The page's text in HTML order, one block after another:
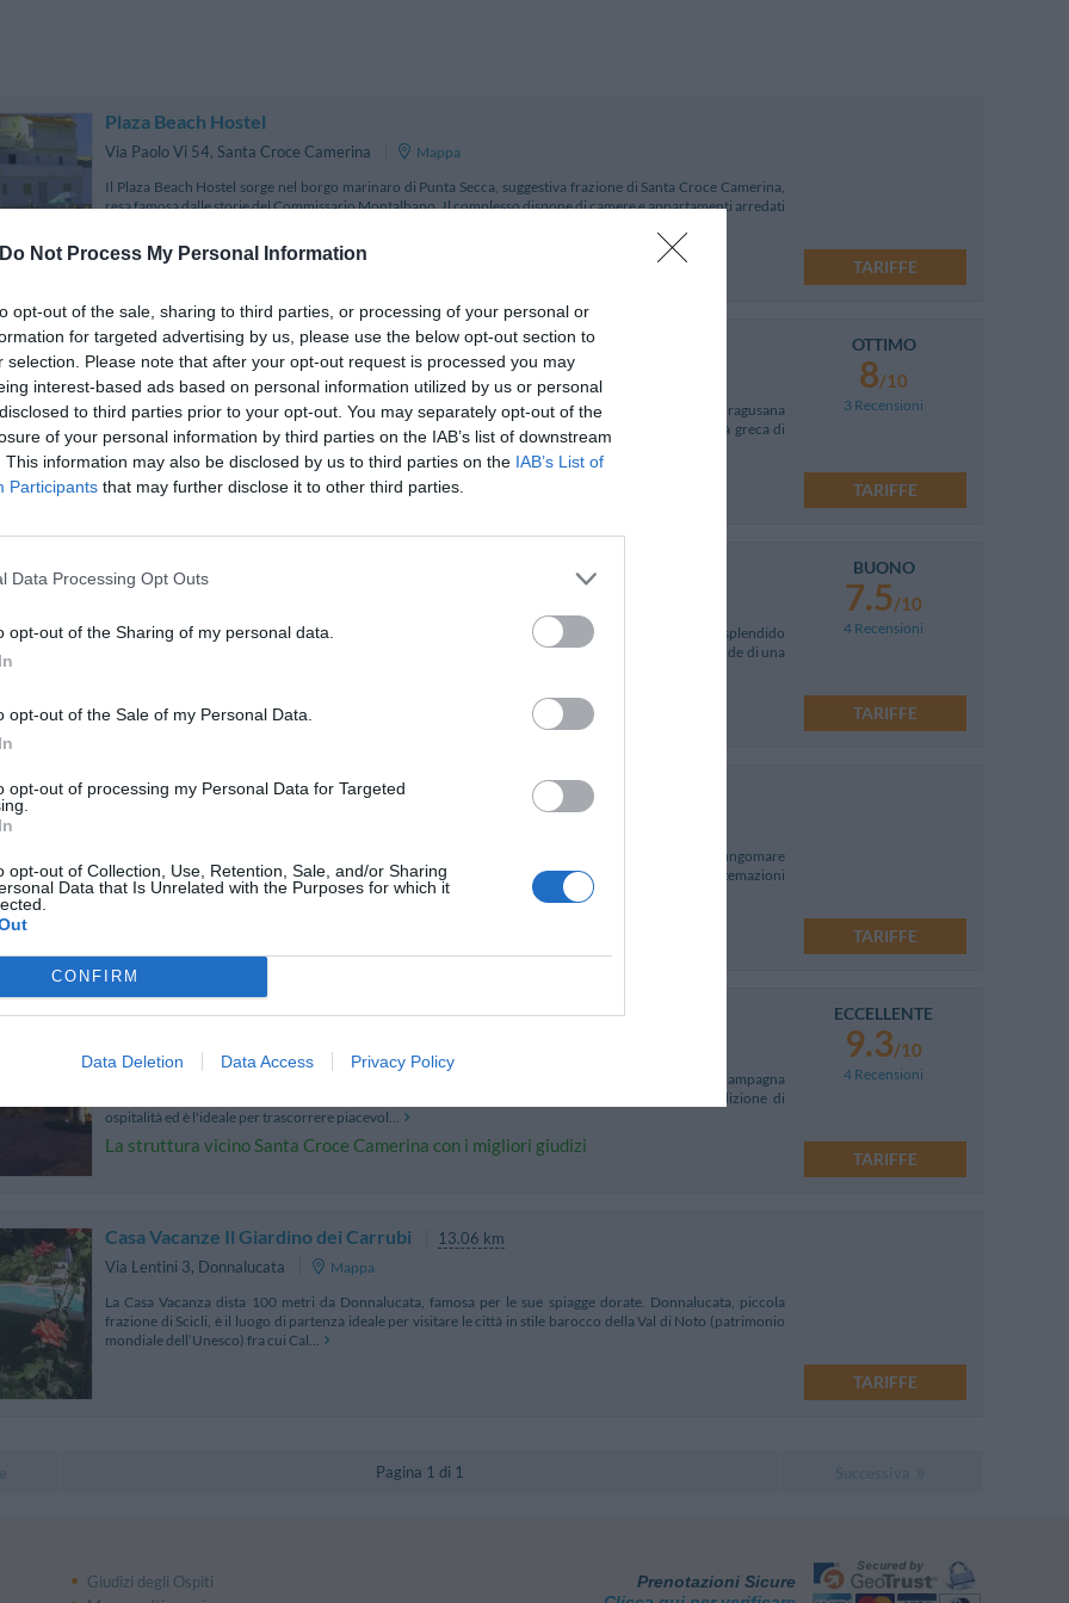
Do Not Process My Personal Information
opt-out of the sale, sharing to third parties, or processing of your personal or
for targeted advertising by us, please use the below opt-out section to
selection. Please note that after your opt-out request is processed you may
interest-based ads based on personal information utilized by us or personal
to third parties prior to your opt-out. You may separately opt-out of the
of your personal information by third parties on the IAB’s list of downstream
This information may also be disclosed by us to third parties on the IAB’s List of
Participants that may further disclose it to other third parties.
Data Processing Opt Outs
opt-out of the Sharing of my personal data.
opt-out of the Sale of my Personal Data.
opt-out of processing my Personal Data for Targeted
opt-out of Collection, Use, Retention, Sale, and/or Sharing
Data that Is Unrelated with the Purposes for which it
CONFIRM
Data Deletion Data Access Privacy Policy
Plaza Beach Hostel
Via Paolo Vi 54, Santa Croce Camerina
Mappa
Il Plaza Beach Hostel sorge nel borgo marinaro di Punta Secca, suggestiva frazione di Santa Croce Camerina,
resa famosa dalle storie del Commissario Montalbano. Il complesso dispone di camere e appartamenti arredati
TARIFFE
Antica Locanda Del Golf
3.52 km da Santa Croce Camerina
Sp 19 Contrada Piombo
Ragusa
Mappa
L'Antica Locanda del Golf, un resort affascinante ed esclusivo, sorge nel cuore della campagna ragusana
all'interno dell'antico feudo, in un'area vincolata all'interno del parco archeologico dell'antica città greca di
Kamarina, nel cuore della Sicilia or...
La soluzione più vicina per il tuo soggiorno a Santa Croce Camerina
OTTIMO
8/10
3 Recensioni
TARIFFE
L'Hotel Parco della Rocca è una moderna struttura di nuovissima concezione, nel cuore di uno splendido
parco naturale a 5 minuti da Santa Croce Camerina. Ideale per una vacanza di totale relax al mare, gode di una
La struttura vicino Santa Croce Camerina con più giudizi
BUONO
7.5/10
4 Recensioni
TARIFFE
Case Vacanze Pomelia
6.19 km
Case Vacanze Pomelia è un nuovissimo complesso di appartamenti a Marina di Ragusa, situato sul Lungomare
Andrea Doria a soli 100 mt dalla spiaggia. Di recente costruzione, il Residence offre confortevoli sistemazioni
in grado di soddisfare qualunque esig...
TARIFFE
Eremo della Giubiliana
11.55 km
L'Hotel Eremo della Giubiliana si trova a Ragusa a breve distanza dal mare, immerso nella campagna
incontaminata dell'Altipiano Ibleo. L'Hotel, antico convento del XV secolo, vanta un’antica tradizione di
ospitalità ed è l'ideale per trascorrere piacevol...
La struttura vicino Santa Croce Camerina con i migliori giudizi
ECCELLENTE
9.3/10
4 Recensioni
TARIFFE
Casa Vacanze Il Giardino dei Carrubi
13.06 km
Via Lentini 3, Donnalucata
Mappa
La Casa Vacanza dista 100 metri da Donnalucata, famosa per le sue spiagge dorate. Donnalucata, piccola
frazione di Scicli, è il luogo di partenza ideale per visitare le città in stile barocco della Val di Noto (patrimonio
mondiale dell’Unesco) fra cui Cal...
TARIFFE
Pagina 1 di 1
Giudizi degli Ospiti
Prenotazioni Sicure